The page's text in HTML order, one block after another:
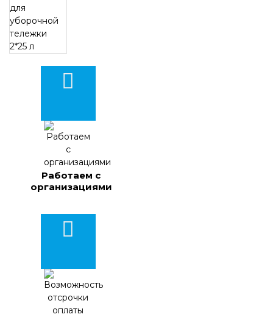
Работаем с
организациями